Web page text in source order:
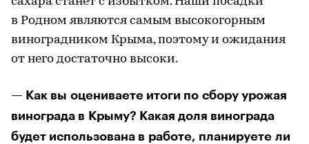
в Родном являются самым высокогорным
виноградником Крыма, поэтому и ожидания
от него достаточно высоки.
— Как вы оцениваете итоги по сбору урожая
винограда в Крыму? Какая доля винограда
будет использована в работе, планируете ли